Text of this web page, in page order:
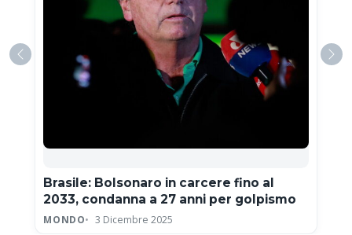
Brasile: Bolsonaro in carcere fino al
2033, condanna a 27 anni per golpismo
MONDO 3 Dicembre 2025